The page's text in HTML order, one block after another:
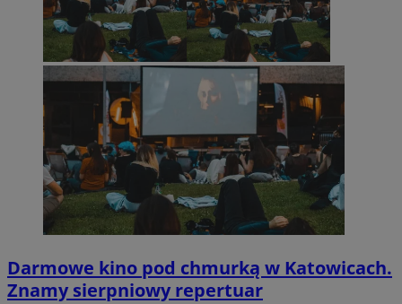
Darmowe kino pod chmurką w Katowicach.
Znamy sierpniowy repertuar